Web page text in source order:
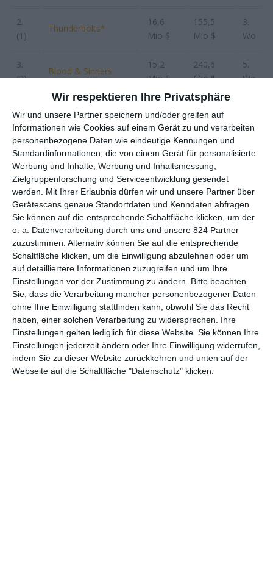
Wir respektieren Ihre Privatsphäre
Wir und unsere Partner speichern und/oder greifen auf
Informationen wie Cookies auf einem Gerät zu und verarbeiten
personenbezogene Daten wie eindeutige Kennungen und
Standardinformationen, die von einem Gerät für personalisierte
Werbung und Inhalte, Werbung und Inhaltsmessung,
Zielgruppenforschung und Serviceentwicklung gesendet
werden.
Mit Ihrer Erlaubnis dürfen wir und unsere Partner über
Gerätescans genaue Standortdaten und Kenndaten abfragen.
Sie können auf die entsprechende Schaltfläche klicken, um der
o. a. Datenverarbeitung durch uns und unsere 824 Partner
zuzustimmen. Alternativ können Sie auf die entsprechende
Schaltfläche klicken, um die Einwilligung abzulehnen oder um
auf detailliertere Informationen zuzugreifen und um Ihre
Einstellungen vor der Zustimmung zu ändern.
Bitte beachten
Sie, dass die Verarbeitung mancher personenbezogener Daten
ohne Ihre Einwilligung stattfinden kann, obwohl Sie das Recht
haben, einer solchen Verarbeitung zu widersprechen. Ihre
Einstellungen gelten lediglich für diese Website. Sie können Ihre
Einstellungen jederzeit ändern oder Ihre Einwilligung widerrufen,
indem Sie zu dieser Website zurückkehren und unten auf der
Webseite auf die Schaltfläche "Datenschutz" klicken.
2.
(1)
Thunderbolts*
16,6
Mio $
155,5
Mio $
3.
Wo
3.
(2)
Blood & Sinners
15,2
Mio $
240,6
Mio $
5.
Wo
(3)
Ein Minecraft Film
$
416,7
Mio $
5.
(4)
The Accountant 2
4,8 Mio
$
58,9 Mio
$
4.
6.
(neu
)
Hurry Up Tomorrow
3,3 Mio
$
3,3 Mio
$
Wo
7.
(13)
Friendship
1,4 Mio
$
2,0 Mio
$
8.
(5)
Clown in a Cornfield
1,4 Mio
$
6,4 Mio
$
2.
Wo
9.
(8)
Until Dawn
0,8 Mio
$
19,6 Mio
$
4.
Wo
10.
0,7 Mio
40,2 Mio